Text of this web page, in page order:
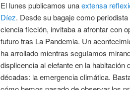
El lunes publicamos unaextensa
Díez. Desde su bagaje como
ciencia ficción, invitaba a afrontar con
futuro tras La Pandemia. Un
ha arrollado mientras seguíamos
displicencia al elefante en la habitación
décadas: la emergencia climática.